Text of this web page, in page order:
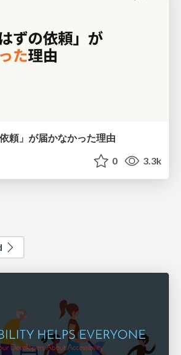
頼」が届かなかった理由
0 3.3k